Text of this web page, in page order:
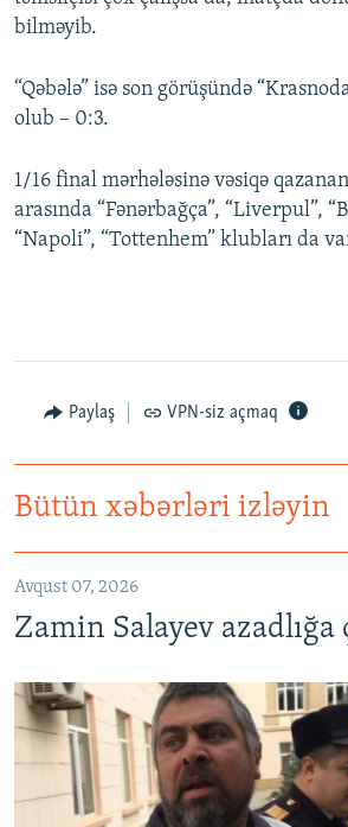
bilməyib.
“Qəbələ” isə son görüşündə
olub – 0:3.
1/16 final mərhələsinə vəsiqə
arasında “Fənərbağça”, “Liverpul”,
“Napoli”, “Tottenhem” klubları da
Paylaş VPN-siz açmaq
Bütün xəbərləri izləyin
Avqust 07, 2026
Zamin Salayev azadlığa